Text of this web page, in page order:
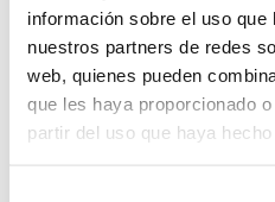
información sobre el uso que
nuestros partners de redes
web, quienes pueden
que les haya proporcionado
partir del uso que haya
arbitraje, los últimos
la máxima categoría
español como árbitro
motivo por el cual la